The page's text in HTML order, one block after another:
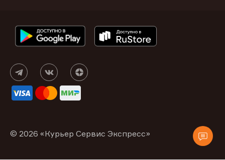
© 2026 «Курьер Сервис Экспресс»